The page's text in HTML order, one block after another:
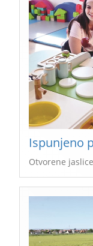
Ispunjeno
Otvorene